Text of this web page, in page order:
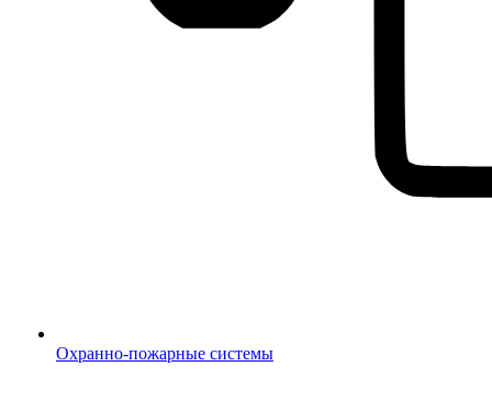
Охранно-пожарные системы